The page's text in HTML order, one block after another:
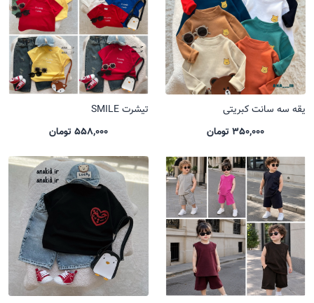
یقه سه سانت کبریتی
350,000 تومان
تیشرت SMILE
558,000 تومان